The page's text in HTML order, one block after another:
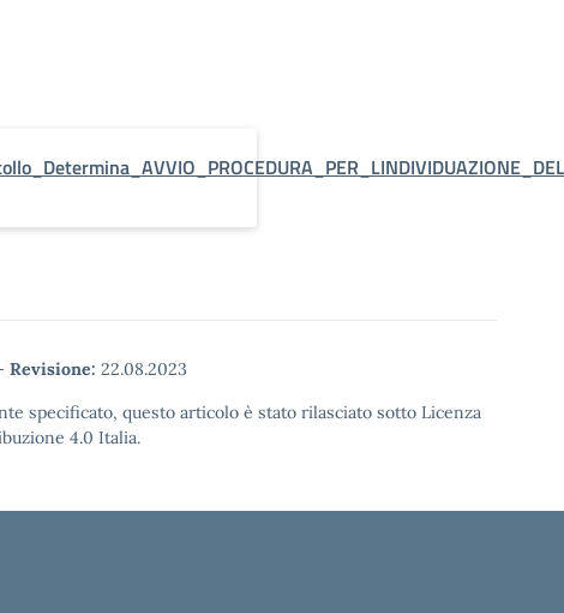
Revisione: 22.08.2023
specificato, questo articolo è stato rilasciato sotto Licenza
4.0 Italia.